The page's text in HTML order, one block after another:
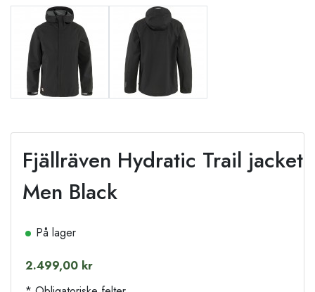
Fjällräven Hydratic Trail jacket
Men Black
På lager
2.499,00 kr